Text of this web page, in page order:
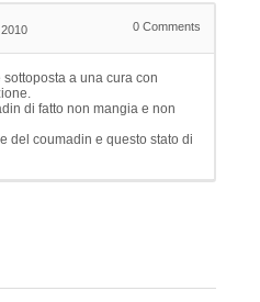
0 Comments
a una cura con
di fatto non mangia e non
del coumadin e questo stato di